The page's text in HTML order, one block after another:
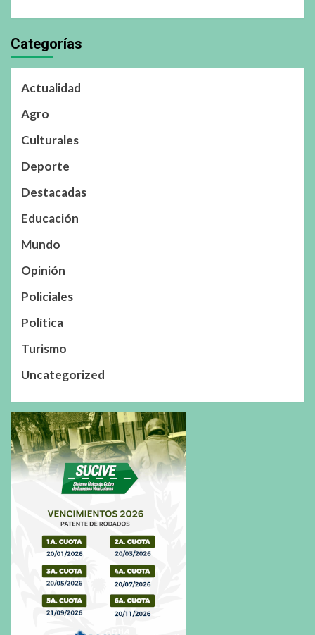
Categorías
Actualidad
Agro
Culturales
Deporte
Destacadas
Educación
Mundo
Opinión
Policiales
Política
Turismo
Uncategorized